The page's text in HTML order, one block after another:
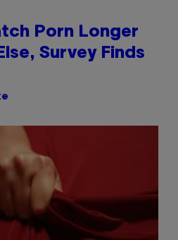
Porn Longer
Survey Finds